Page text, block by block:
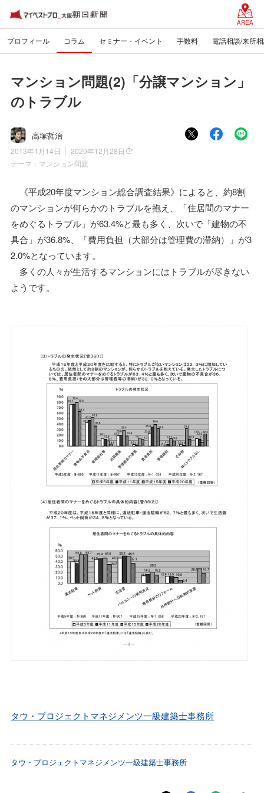
AREA
プロフィール コラム セミナー・イベント 手数料 電話相談/来所
マンション問題(2)「分譲マンション」
のトラブル
高塚哲治
2013年1月14日
2020年12月28日
テーマ： マンション問題
《平成20年度マンション総合調査結果》によると、約8割
のマンションが何らかのトラブルを抱え、「住居間のマナー
をめぐるトラブル」が63.4%と最も多く、次いで「建物の不
具合」が36.8%、「費用負担（大部分は管理費の滞納）」が3
2.0%となっています。
多くの人々が生活するマンションにはトラブルが尽きない
ようです。
タウ・プロジェクトマネジメンツ一級建築士事務所
タウ・プロジェクトマネジメンツ一級建築士事務所